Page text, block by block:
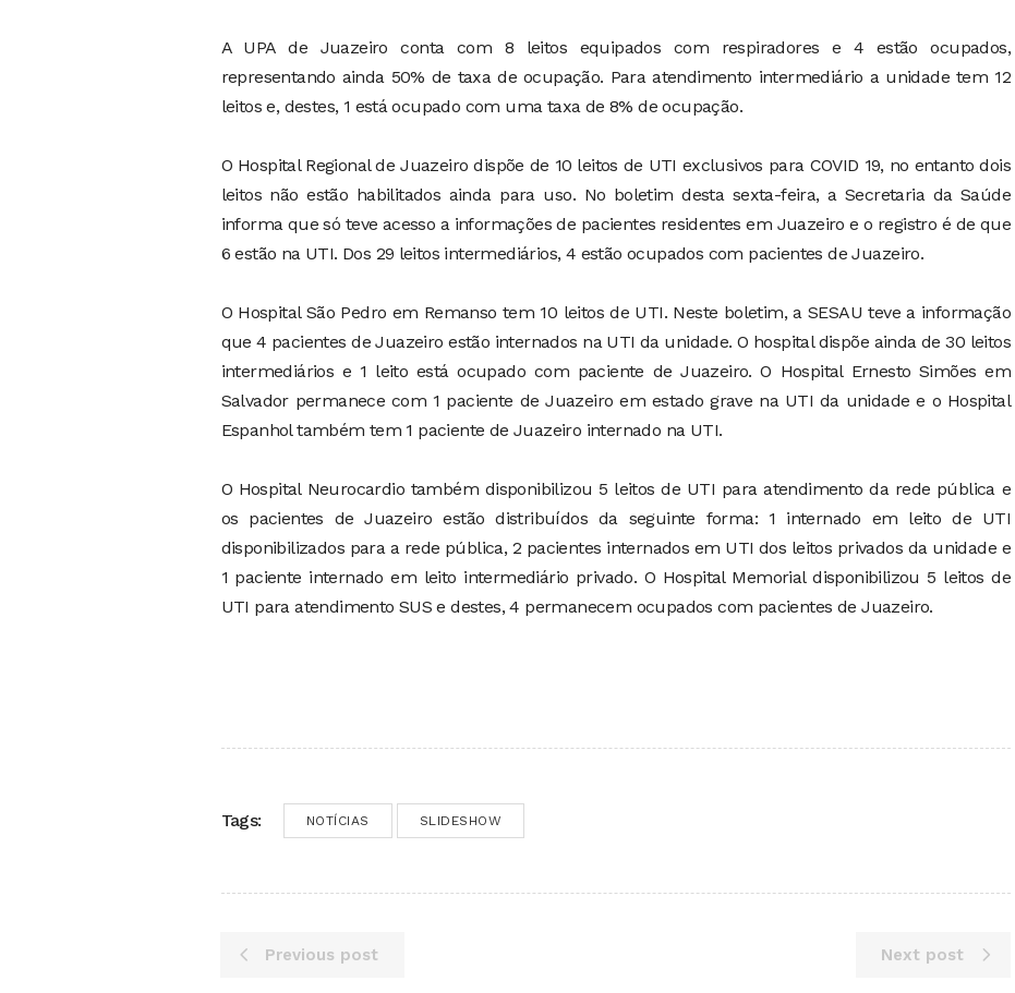
A UPA de Juazeiro conta com 8 leitos equipados com respiradores e 4 estão ocupados,
representando ainda 50% de taxa de ocupação. Para atendimento intermediário a unidade tem 12
leitos e, destes, 1 está ocupado com uma taxa de 8% de ocupação.
O Hospital Regional de Juazeiro dispõe de 10 leitos de UTI exclusivos para COVID 19, no entanto dois
leitos não estão habilitados ainda para uso. No boletim desta sexta-feira, a Secretaria da Saúde
informa que só teve acesso a informações de pacientes residentes em Juazeiro e o registro é de que
6 estão na UTI. Dos 29 leitos intermediários, 4 estão ocupados com pacientes de Juazeiro.
O Hospital São Pedro em Remanso tem 10 leitos de UTI. Neste boletim, a SESAU teve a informação
que 4 pacientes de Juazeiro estão internados na UTI da unidade. O hospital dispõe ainda de 30 leitos
intermediários e 1 leito está ocupado com paciente de Juazeiro. O Hospital Ernesto Simões em
Salvador permanece com 1 paciente de Juazeiro em estado grave na UTI da unidade e o Hospital
Espanhol também tem 1 paciente de Juazeiro internado na UTI.
O Hospital Neurocardio também disponibilizou 5 leitos de UTI para atendimento da rede pública e
os pacientes de Juazeiro estão distribuídos da seguinte forma: 1 internado em leito de UTI
disponibilizados para a rede pública, 2 pacientes internados em UTI dos leitos privados da unidade e
1 paciente internado em leito intermediário privado. O Hospital Memorial disponibilizou 5 leitos de
UTI para atendimento SUS e destes, 4 permanecem ocupados com pacientes de Juazeiro.
Tags: NOTÍCIAS SLIDESHOW
Previous post Next post